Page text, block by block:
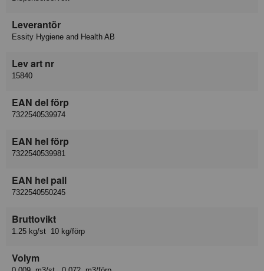
Leverantör
Essity Hygiene and Health AB
Lev art nr
15840
EAN del förp
7322540539974
EAN hel förp
7322540539981
EAN hel pall
7322540550245
Bruttovikt
1.25 kg/st 10 kg/förp
Volym